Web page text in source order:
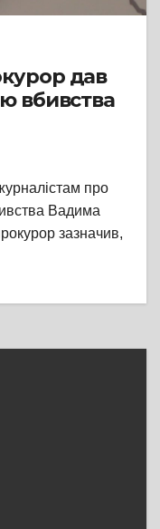
дав
вбивства
про
Вадима
зазначив,